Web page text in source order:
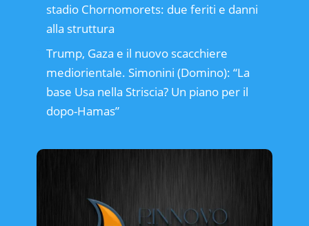
stadio Chornomorets: due feriti e danni
alla struttura
Trump, Gaza e il nuovo scacchiere
mediorientale. Simonini (Domino): “La
base Usa nella Striscia? Un piano per il
dopo-Hamas”